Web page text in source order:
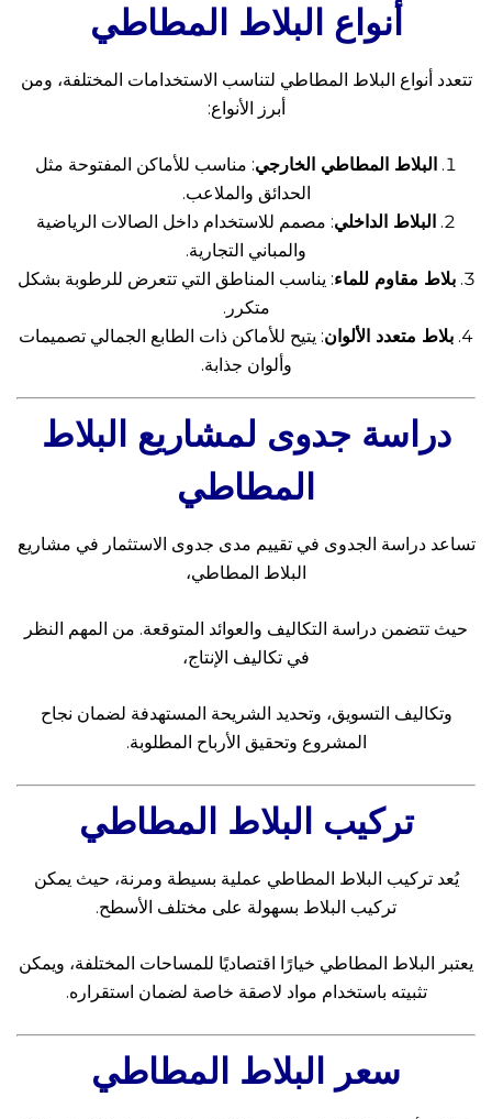
أنواع البلاط المطاطي
تتعدد أنواع البلاط المطاطي لتناسب الاستخدامات المختلفة، ومن
أبرز الأنواع:
البلاط المطاطي الخارجي: مناسب للأماكن المفتوحة مثل
الحدائق والملاعب.
البلاط الداخلي: مصمم للاستخدام داخل الصالات الرياضية
والمباني التجارية.
بلاط مقاوم للماء: يناسب المناطق التي تتعرض للرطوبة بشكل
متكرر.
بلاط متعدد الألوان: يتيح للأماكن ذات الطابع الجمالي تصميمات
وألوان جذابة.
دراسة جدوى لمشاريع البلاط
المطاطي
تساعد دراسة الجدوى في تقييم مدى جدوى الاستثمار في مشاريع
البلاط المطاطي،
حيث تتضمن دراسة التكاليف والعوائد المتوقعة. من المهم النظر
في تكاليف الإنتاج،
وتكاليف التسويق، وتحديد الشريحة المستهدفة لضمان نجاح
المشروع وتحقيق الأرباح المطلوبة.
تركيب البلاط المطاطي
يُعد تركيب البلاط المطاطي عملية بسيطة ومرنة، حيث يمكن
تركيب البلاط بسهولة على مختلف الأسطح.
يعتبر البلاط المطاطي خيارًا اقتصاديًا للمساحات المختلفة، ويمكن
تثبيته باستخدام مواد لاصقة خاصة لضمان استقراره.
سعر البلاط المطاطي